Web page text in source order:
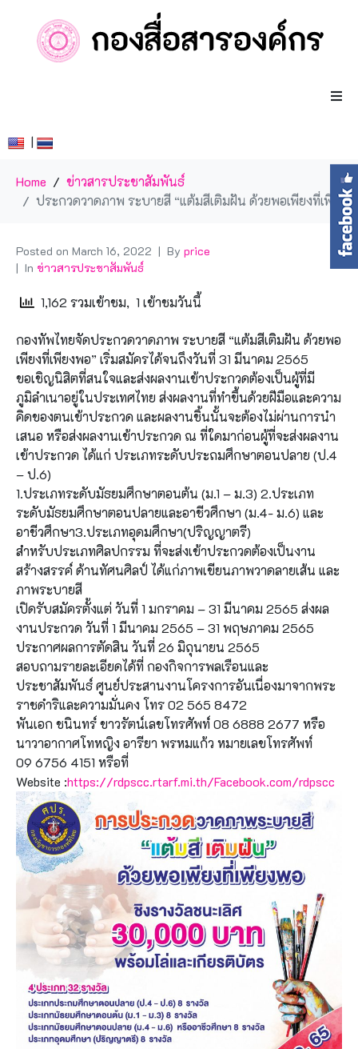
|
Home
ข่าวสารประชาสัมพันธ์
ประกวดวาดภาพ ระบายสี “แต้มสีเติมฝัน ด้วยพอเพียงที่เพียงพอ”
Posted on March 16, 2022 By price
In ข่าวสารประชาสัมพันธ์
1,162 รวมเข้าชม, 1 เข้าชมวันนี้
กองทัพไทยจัดประกวดวาดภาพ ระบายสี “แต้มสีเติมฝัน ด้วยพอ
เพียงที่เพียงพอ” เริ่มสมัครได้จนถึงวันที่ 31 มีนาคม 2565
ขอเชิญนิสิตที่สนใจและส่งผลงานเข้าประกวดต้องเป็นผู้ที่มี
ภูมิลำเนาอยู่ในประเทศไทย ส่งผลงานที่ทำขึ้นด้วยฝีมือและความ
คิดของตนเข้าประกวด และผลงานชิ้นนั้นจะต้องไม่ผ่านการนำ
เสนอ หรือส่งผลงานเข้าประกวด ณ ที่ใดมาก่อนผู้ที่จะส่งผลงาน
เข้าประกวด ได้แก่ ประเภทระดับประถมศึกษาตอนปลาย (ป.4
– ป.6)
1.ประเภทระดับมัธยมศึกษาตอนต้น (ม.1 – ม.3) 2.ประเภท
ระดับมัธยมศึกษาตอนปลายและอาชีวศึกษา (ม.4- ม.6) และ
อาชีวศึกษา3.ประเภทอุดมศึกษา(ปริญญาตรี)
สำหรับประเภทศิลปกรรม ที่จะส่งเข้าประกวดต้องเป็นงาน
สร้างสรรค์ ด้านทัศนศิลป์ ได้แก่ภาพเขียนภาพวาดลายเส้น และ
ภาพระบายสี
เปิดรับสมัครตั้งแต่ วันที่ 1 มกราคม – 31 มีนาคม 2565 ส่งผล
งานประกวด วันที่ 1 มีนาคม 2565 – 31 พฤษภาคม 2565
ประกาศผลการตัดสิน วันที่ 26 มิถุนายน 2565
สอบถามรายละเอียดได้ที่ กองกิจการพลเรือนและ
ประชาสัมพันธ์ ศูนย์ประสานงานโครงการอันเนื่องมาจากพระ
ราชดำริและความมั่นคง โทร 02 565 8472
พันเอก ชนินทร์ ขาวรัตน์เลขโทรศัพท์ 08 6888 2677 หรือ
นาวาอากาศโทหญิง อารียา พรหมแก้ว หมายเลขโทรศัพท์
09 6756 4151 หรือที่
Website :https://rdpscc.rtarf.mi.th/Facebook.com/rdpscc